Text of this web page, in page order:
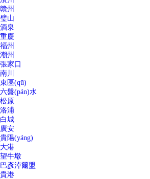
贛州
璧山
酒泉
重慶
福州
潮州
張家口
南川
東區(qū)
六盤(pán)水
松原
洛浦
白城
廣安
貴陽(yáng)
大港
望牛墩
巴彥淖爾盟
貴港